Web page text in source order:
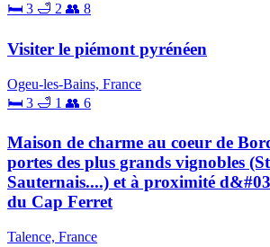
🛏 3 🛁 2 👥 8
Visiter le piémont pyrénéen
Ogeu-les-Bains, France
🛏 3 🛁 1 👥 6
Maison de charme au coeur de
portes des plus grands vignobles
Sauternais....) et à proximité
du Cap Ferret
Talence, France